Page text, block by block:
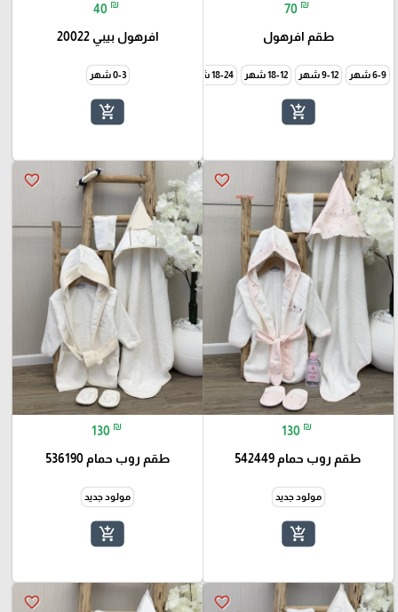
70 ₪
طقم افرهول
6-9 شهر 9-12 شهر 18-12 شهر 18-24 شهر
add_shopping_cart
40 ₪
افرهول بيبي 20022
0-3 شهر
add_shopping_cart
favorite_border
130 ₪
طقم روب حمام 542449
مولود جديد
add_shopping_cart
favorite_border
130 ₪
طقم روب حمام 536190
مولود جديد
add_shopping_cart
favorite_border
favorite_border